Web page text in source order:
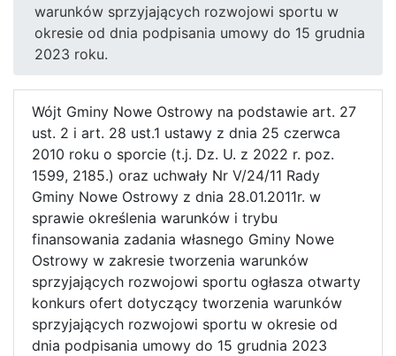
warunków sprzyjających rozwojowi sportu w
okresie od dnia podpisania umowy do 15 grudnia
2023 roku.
Wójt Gminy Nowe Ostrowy na podstawie art. 27
ust. 2 i art. 28 ust.1 ustawy z dnia 25 czerwca
2010 roku o sporcie (t.j. Dz. U. z 2022 r. poz.
1599, 2185.) oraz uchwały Nr V/24/11 Rady
Gminy Nowe Ostrowy z dnia 28.01.2011r. w
sprawie określenia warunków i trybu
finansowania zadania własnego Gminy Nowe
Ostrowy w zakresie tworzenia warunków
sprzyjających rozwojowi sportu ogłasza otwarty
konkurs ofert dotyczący tworzenia warunków
sprzyjających rozwojowi sportu w okresie od
dnia podpisania umowy do 15 grudnia 2023